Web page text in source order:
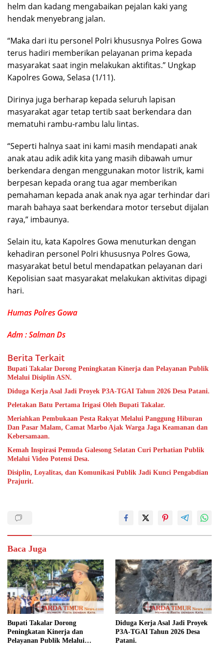
helm dan kadang mengabaikan pejalan kaki yang
hendak menyebrang jalan.
“Maka dari itu personel Polri khususnya Polres Gowa
terus hadiri memberikan pelayanan prima kepada
masyarakat saat ingin melakukan aktifitas.” Ungkap
Kapolres Gowa, Selasa (1/11).
Dirinya juga berharap kepada seluruh lapisan
masyarakat agar tetap tertib saat berkendara dan
mematuhi rambu-rambu lalu lintas.
“Seperti halnya saat ini kami masih mendapati anak
anak atau adik adik kita yang masih dibawah umur
berkendara dengan menggunakan motor listrik, kami
berpesan kepada orang tua agar memberikan
pemahaman kepada anak anak nya agar terhindar dari
marah bahaya saat berkendara motor tersebut dijalan
raya,” imbaunya.
Selain itu, kata Kapolres Gowa menuturkan dengan
kehadiran personel Polri khususnya Polres Gowa,
masyarakat betul betul mendapatkan pelayanan dari
Kepolisian saat masyarakat melakukan aktivitas dipagi
hari.
Humas Polres Gowa
Adm : Salman Ds
Berita Terkait
Bupati Takalar Dorong Peningkatan Kinerja dan Pelayanan Publik
Melalui Disiplin ASN.
Diduga Kerja Asal Jadi Proyek P3A-TGAI Tahun 2026 Desa Patani.
Peletakan Batu Pertama Irigasi Oleh Bupati Takalar.
Meriahkan Pembukaan Pesta Rakyat Melalui Panggung Hiburan
Dan Pasar Malam, Camat Marbo Ajak Warga Jaga Keamanan dan
Kebersamaan.
Kemah Inspirasi Pemuda Galesong Selatan Curi Perhatian Publik
Melalui Video Potensi Desa.
Disiplin, Loyalitas, dan Komunikasi Publik Jadi Kunci Pengabdian
Prajurit.
Baca Juga
Bupati Takalar Dorong
Peningkatan Kinerja dan
Pelayanan Publik Melalui
Diduga Kerja Asal Jadi Proyek
P3A-TGAI Tahun 2026 Desa
Patani.